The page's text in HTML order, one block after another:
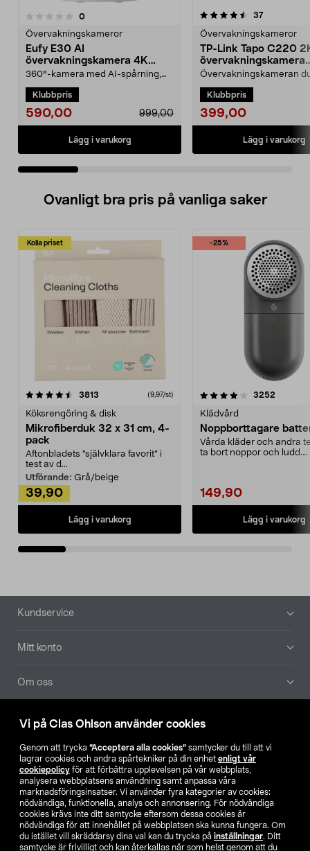
Vi på Clas Ohlson använder cookies
Genom att trycka ”Acceptera alla cookies” samtycker du till att vi
lagrar cookies och andra spårtekniker på din enhet enligt vår
cookiepolicy för att förbättra upplevelsen på vår webbplats,
analysera webbplatsens användning samt anpassa våra
marknadsföringsinsatser. Vi använder fyra kategorier av cookies:
nödvändiga, funktionella, analys och annonsering. För nödvändiga
cookies krävs inte ditt samtycke eftersom dessa cookies är
nödvändiga för att innehållet på webbplatsen ska kunna fungera. Om
du istället vill skräddarsy dina val kan du trycka på inställningar. Ditt
samtycke är frivilligt och kan återkallas när som helst genom att du
0recensioner
Övervakningskameror
Eufy E30 AI
övervakningskamera 4K
inomhus
360°-kamera med AI-spårning,
mobilen. Eufy E3...
Klubbpris
590,00 999,00
Lägg i varukorg
4.5 av 5 stjärnor 37recensioner
Övervakningskameror
TP-Link Tapo C220
övervakningskamera
inomhus
Övervakningskameran
med smart AI. TP-Link T...
Klubbpris
399,00
Lägg i varukorg
0.0 av 5 stjärnor
Ovanligt bra pris på vanliga saker
Kolla priset
3813 (9,97/st)
Köksrengöring & disk
Mikrofiberduk 32 x 31 cm, 4-
pack
Aftonbladets "självklara favorit” i
test av d...
Utförande: Grå/beige
39,90
Lägg i varukorg
-25%
4.0av 5 stjärnor 3252
Klädvård
Noppborttagare
Vårda kläder och andra
ta bort noppor och ludd.
149,90
Lägg i varukorg
4.5av 5 stjärnor
Sidfot
Kundservice
Mitt konto
Om oss
Aktuellt
Våra bolag
Hitta butik
SE NO FI